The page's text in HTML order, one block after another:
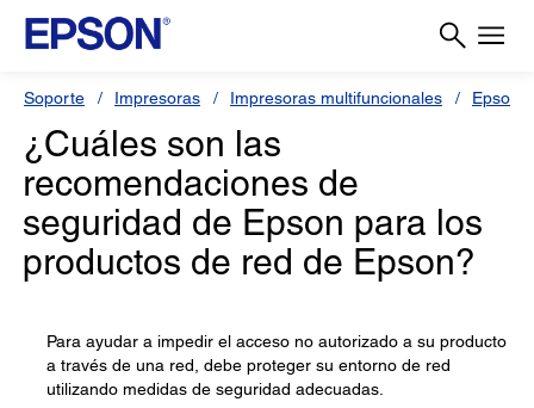
Soporte Impresoras Impresoras multifuncionales Epson
¿Cuáles son las
recomendaciones de
seguridad de Epson para los
productos de red de Epson?
Para ayudar a impedir el acceso no autorizado a su producto
a través de una red, debe proteger su entorno de red
utilizando medidas de seguridad adecuadas.